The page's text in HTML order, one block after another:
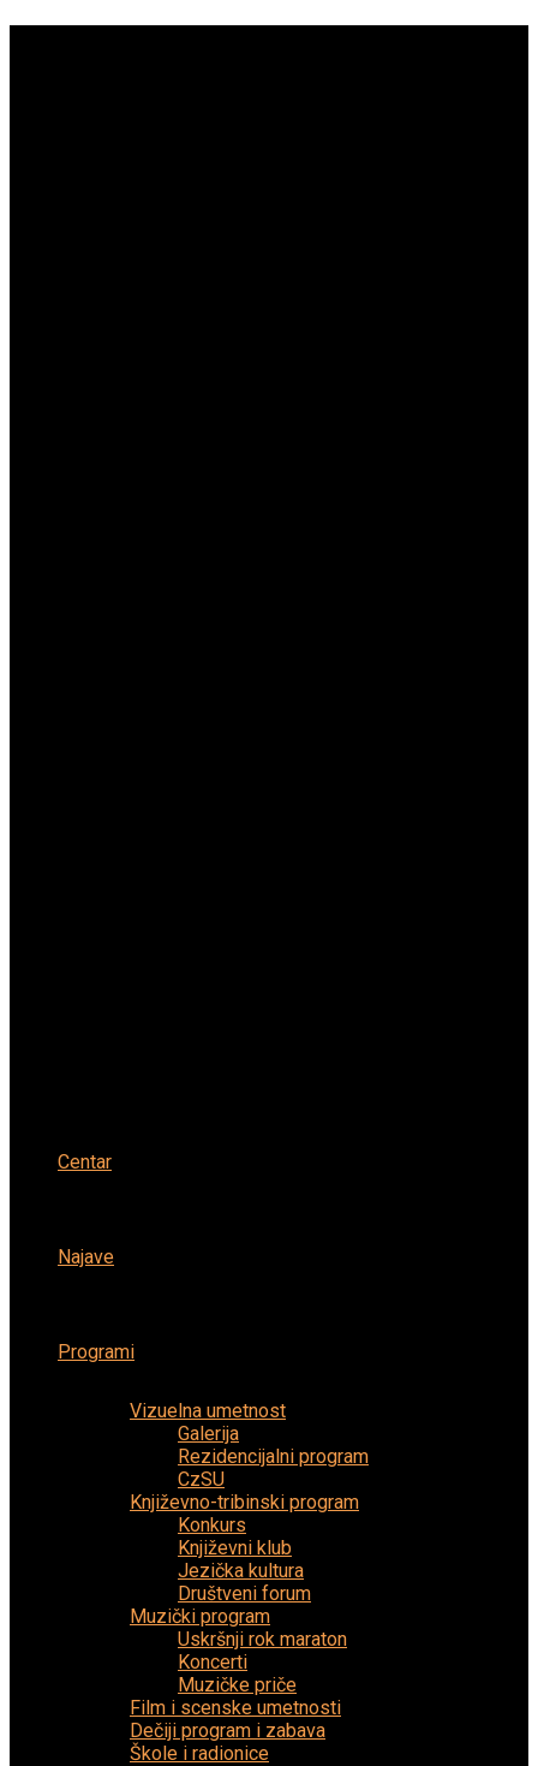
Centar
Najave
Programi
Vizuelna umetnost
Galerija
Rezidencijalni program
CzSU
Književno-tribinski program
Konkurs
Književni klub
Jezička kultura
Društveni forum
Muzički program
Uskršnji rok maraton
Koncerti
Muzičke priče
Film i scenske umetnosti
Dečiji program i zabava
Škole i radionice